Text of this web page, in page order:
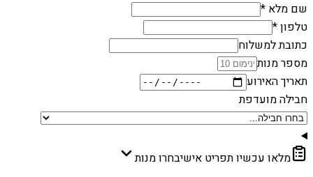
שם מלא *
טלפון *
כתובת למשלוח
מספר מנות
תאריך האירוע
חבילה מועדפת
מלאו עכשיו תפריט אישיבחרו מנות